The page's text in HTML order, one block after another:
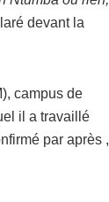
devant la
campus de
il a travaillé
par après ,